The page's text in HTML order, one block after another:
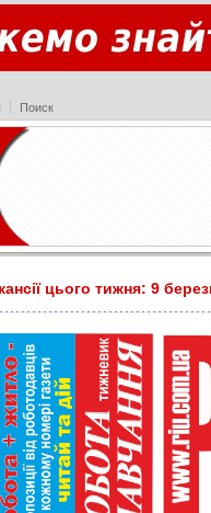
Поиск
цього тижня: 9